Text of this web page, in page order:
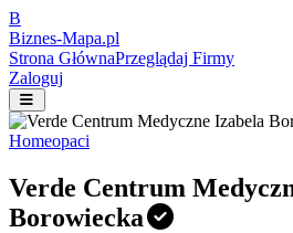
B
Biznes-Mapa.pl
Strona GłównaPrzeglądaj Firmy
Zaloguj
Homeopaci
Verde Centrum
Borowiecka